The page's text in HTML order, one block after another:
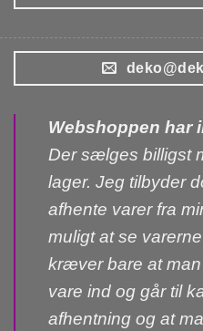
Webshoppen har
Der sælges billigst
lager. Jeg tilbyder
afhente varer fra
muligt at se
kræver bare at
vare ind og går til
afhentning og at